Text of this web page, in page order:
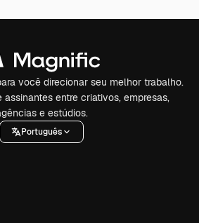
você direcionar seu melhor trabalho.
assinantes entre criativos, empresas,
e estúdios.
Português